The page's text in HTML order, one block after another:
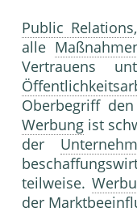
Public Relations
alle
Vertrauens
Oberbegriff
Werbung ist
der
teilweise.
der